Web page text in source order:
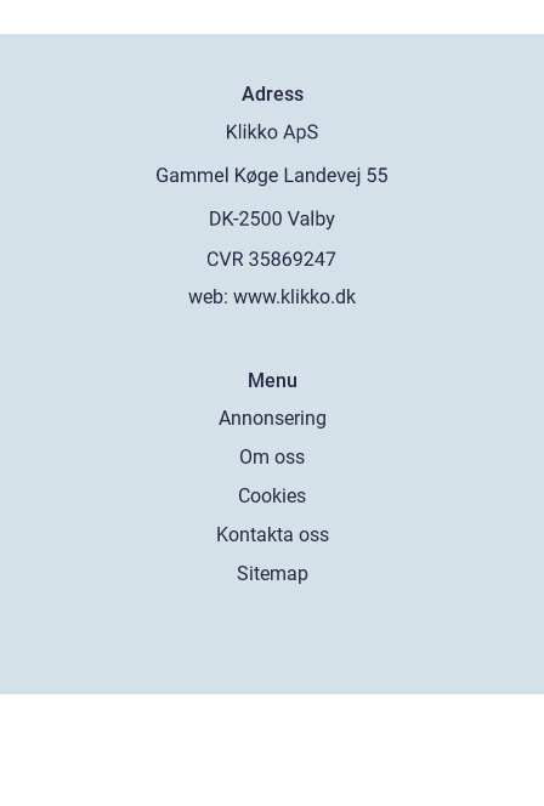
Adress
web: www.klikko.dk
Menu
Annonsering
Om oss
Cookies
Kontakta oss
Sitemap